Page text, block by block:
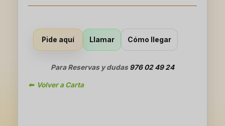
Pide aquí Llamar Cómo llegar
Para Reservas y dudas 976 02 49 24
⬅ Volver a Carta